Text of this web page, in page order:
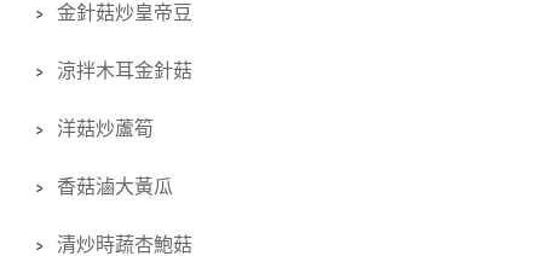
金針菇炒皇帝豆
涼拌木耳金針菇
洋菇炒蘆筍
香菇滷大黃瓜
清炒時蔬杏鮑菇